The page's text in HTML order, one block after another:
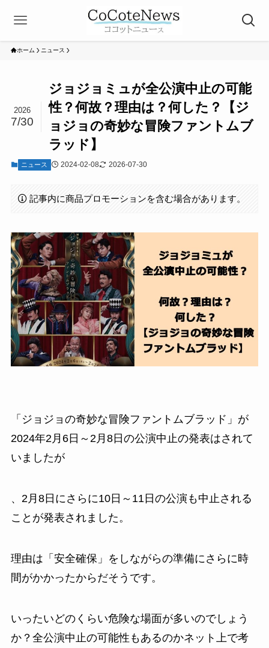
ホーム ニュース
ジョジョミュが全公演中止の可能
性？何故？理由は？何した？【ジ
ョジョの奇妙な冒険ファントムブ
ラッド】
2026
7/30
ニュース 2024-02-08 2026-07-30
記事内に商品プロモーションを含む場合があります。
「ジョジョの奇妙な冒険ファントムブラッド」が
2024年2月6日～2月8日の公演中止の発表はされて
いましたが
、2月8日にさらに10日～11日の公演も中止される
ことが発表されました。
理由は「安全確保」をしながらの準備にさらに時
間がかかったからだそうです。
いったいどのくらい危険な場面が多いのでしょう
か？全公演中止の可能性もあるのかネット上で考